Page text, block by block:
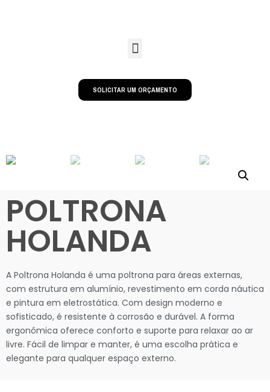
SOLICITAR UM ORÇAMENTO
POLTRONA
HOLANDA
A Poltrona Holanda é uma poltrona para áreas externas,
com estrutura em alumínio, revestimento em corda náutica
e pintura em eletrostática. Com design moderno e
sofisticado, é resistente à corrosão e durável. A forma
ergonômica oferece conforto e suporte para relaxar ao ar
livre. Fácil de limpar e manter, é uma escolha prática e
elegante para qualquer espaço externo.